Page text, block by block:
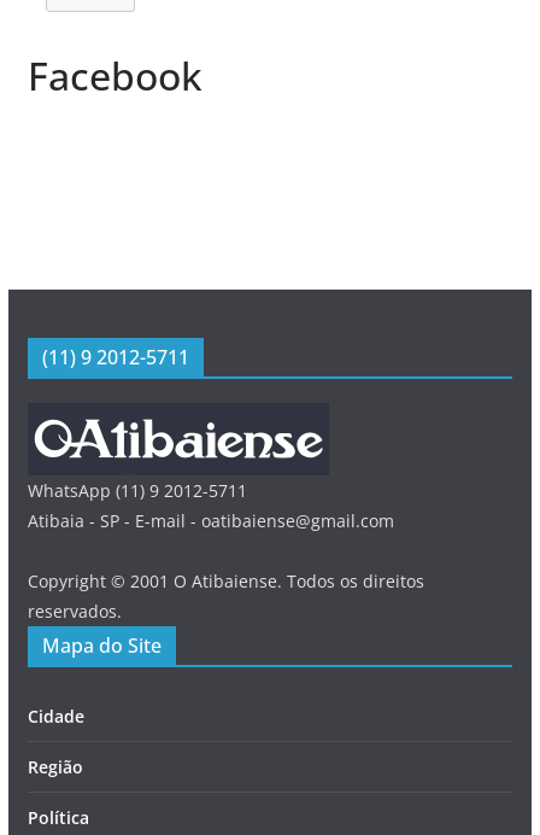
Facebook
(11) 9 2012-5711
WhatsApp (11) 9 2012-5711
Atibaia - SP - E-mail - oatibaiense@gmail.com
Copyright © 2001 O Atibaiense. Todos os direitos
reservados.
Mapa do Site
Cidade
Região
Política